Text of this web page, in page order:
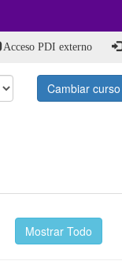
Acceso PDI externo
Cambiar curso
Mostrar Todo